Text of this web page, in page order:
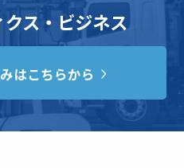
ス・ビジネス
はこちらから